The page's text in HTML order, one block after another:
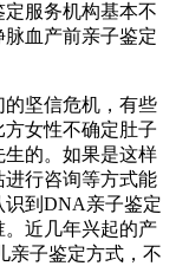
服务机构基本不
血产前亲子鉴定
坚信危机，有些
女性不确定肚子
的。如果是这样
行咨询等方式能
识到DNA亲子鉴定
近几年兴起的产
亲子鉴定方式，不